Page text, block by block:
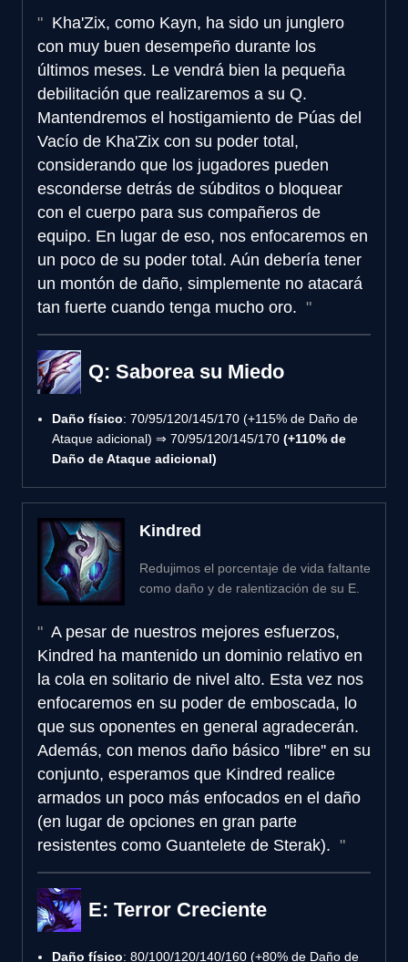
Kha'Zix, como Kayn, ha sido un junglero
con muy buen desempeño durante los
últimos meses. Le vendrá bien la pequeña
debilitación que realizaremos a su Q.
Mantendremos el hostigamiento de Púas del
Vacío de Kha'Zix con su poder total,
considerando que los jugadores pueden
esconderse detrás de súbditos o bloquear
con el cuerpo para sus compañeros de
equipo. En lugar de eso, nos enfocaremos en
un poco de su poder total. Aún debería tener
un montón de daño, simplemente no atacará
tan fuerte cuando tenga mucho oro.
Q: Saborea su Miedo
Daño físico: 70/95/120/145/170 (+115% de Daño de
Ataque adicional) ⇒ 70/95/120/145/170 (+110% de
Daño de Ataque adicional)
Kindred
Redujimos el porcentaje de vida faltante
como daño y de ralentización de su E.
A pesar de nuestros mejores esfuerzos,
Kindred ha mantenido un dominio relativo en
la cola en solitario de nivel alto. Esta vez nos
enfocaremos en su poder de emboscada, lo
que sus oponentes en general agradecerán.
Además, con menos daño básico ''libre'' en su
conjunto, esperamos que Kindred realice
armados un poco más enfocados en el daño
(en lugar de opciones en gran parte
resistentes como Guantelete de Sterak).
E: Terror Creciente
Daño físico: 80/100/120/140/160 (+80% de Daño de